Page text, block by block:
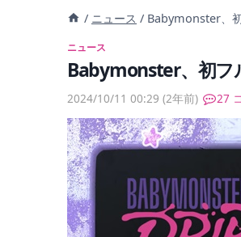
/ ニュース / Babymonster、
ニュース
Babymonster、初フ
2024/10/11 00:29 (2年前) 27